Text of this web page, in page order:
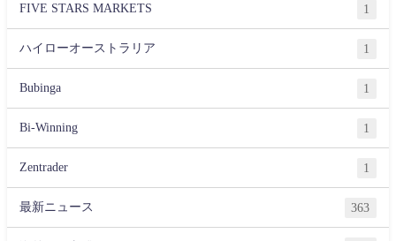
FIVE STARS MARKETS 1
ハイローオーストラリア 1
Bubinga 1
Bi-Winning 1
Zentrader 1
最新ニュース 363